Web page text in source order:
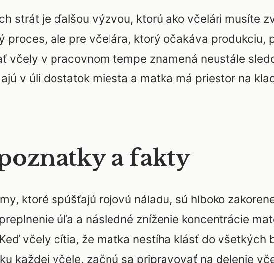
strát je ďalšou výzvou, ktorú ako včelári musíte
proces, ale pre včelára, ktorý očakáva produkciu,
včely v pracovnom tempe znamená neustále
v úli dostatok miesta a matka má priestor na
a fakty
ktoré spúšťajú rojovú náladu, sú hlboko
úľa a následné zníženie koncentrácie
včely cítia, že matka nestíha klásť do všetkých
každej včele, začnú sa pripravovať na delenie